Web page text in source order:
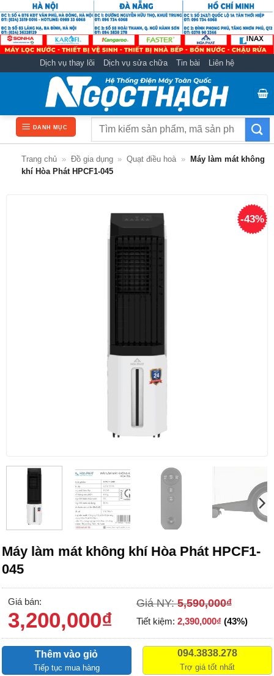
qua
nội
dung
Dịch vụ thay lõi Dịch vụ sửa chữa Tin bài Liên hệ
DANH MỤC
Tìm
Trang chủ » Đồ gia dụng » Quạt điều hoà »
Máy làm mát không
khí Hòa Phát HPCF1-045
-43%
Máy làm mát không khí Hòa Phát HPCF1-
045
Giá bán:
3,200,000₫
Giá NY:5,590,000₫
Tiết kiệm: 2,390,000₫ (43%)
Thêm vào giỏ
Tiếp tục mua hàng
094.3838.278
Trợ giá tốt nhất